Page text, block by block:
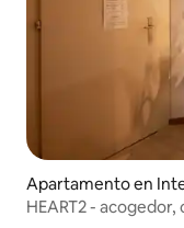
Apartamento en
HEART2 -